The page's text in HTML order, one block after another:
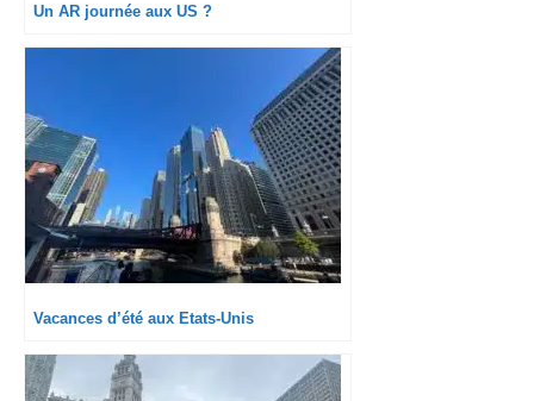
Un AR journée aux US ?
Vacances d’été aux Etats-Unis